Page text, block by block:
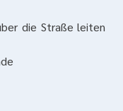
die Straße leiten